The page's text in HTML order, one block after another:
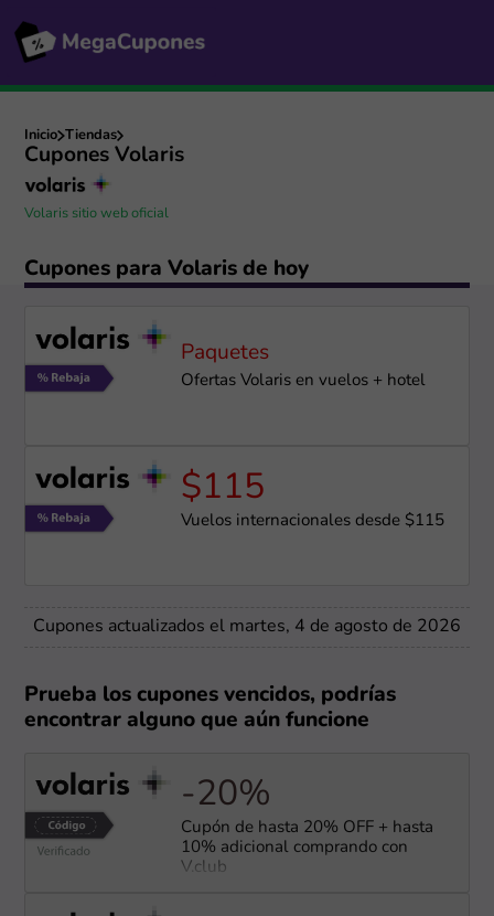
Inicio Tiendas
Cupones Volaris
Volaris sitio web oficial
Cupones para Volaris de hoy
Paquetes
Ofertas Volaris en vuelos + hotel
$115
Vuelos internacionales desde $115
Cupones actualizados el martes, 4 de agosto de 2026
Prueba los cupones vencidos, podrías
encontrar alguno que aún funcione
-20%
Cupón de hasta 20% OFF + hasta
10% adicional comprando con
V.club